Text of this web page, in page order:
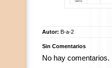
Autor: B-a-2
Sin Comentarios
No hay comentarios.